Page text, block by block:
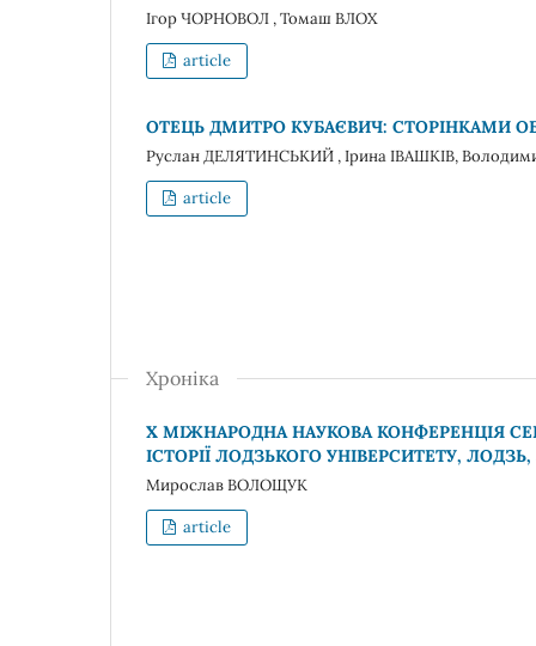
Ігор ЧОРНОВОЛ , Томаш ВЛОХ
article
ОТЕЦЬ ДМИТРО КУБАЄВИЧ: СТОРІНКАМИ
Руслан ДЕЛЯТИНСЬКИЙ , Ірина ІВАШКІВ,
article
Хроніка
Х МІЖНАРОДНА НАУКОВА КОНФЕРЕНЦІЯ
ІСТОРІЇ ЛОДЗЬКОГО УНІВЕРСИТЕТУ, ЛОДЗЬ,
Мирослав ВОЛОЩУК
article